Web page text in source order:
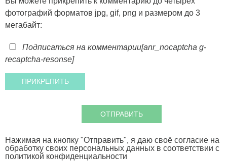
фотографий форматов jpg, gif, png и размером до 3
мегабайт:
Подписаться на комментарии[anr_nocaptcha g-
recaptcha-resonse]
Нажимая на кнопку "Отправить", я даю своё согласие на
обработку своих персональных данных в соответствии с
политикой конфиденциальности